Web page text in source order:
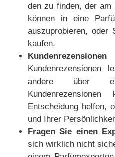
den zu finden, der
können in eine
auszuprobieren, oder
kaufen.
Kundenrezensionen
andere über
Entscheidung helfen,
und Ihrer
Fragen Sie einen
sich wirklich nicht